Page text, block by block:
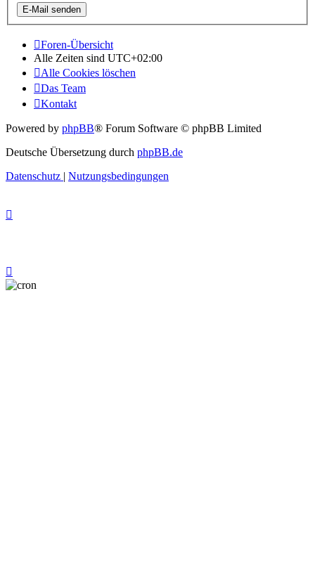
Foren-Übersicht
Alle Zeiten sind UTC+02:00
Alle Cookies löschen
Das Team
Kontakt
Powered by phpBB® Forum Software © phpBB Limited
Deutsche Übersetzung durch phpBB.de
Datenschutz | Nutzungsbedingungen